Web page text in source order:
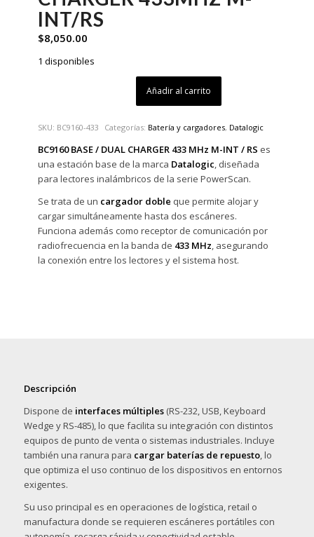
INT/RS
$8,050.00
1 disponibles
Añadir al carrito
SKU: BC9160-433 Categorías: Batería y cargadores, Datalogic
BC9160 BASE / DUAL CHARGER 433 MHz M-INT / RS es
una estación base de la marca Datalogic, diseñada
para lectores inalámbricos de la serie PowerScan.
Se trata de un cargador doble que permite alojar y
cargar simultáneamente hasta dos escáneres.
Funciona además como receptor de comunicación por
radiofrecuencia en la banda de 433 MHz, asegurando
la conexión entre los lectores y el sistema host.
Descripción
Dispone de interfaces múltiples(RS-232, USB, Keyboard
Wedge y RS-485), lo que facilita su integración con distintos
equipos de punto de venta o sistemas industriales. Incluye
también una ranura para cargar baterías de repuesto, lo
que optimiza el uso continuo de los dispositivos en entornos
exigentes.
Su uso principal es en operaciones de logística, retail o
manufactura donde se requieren escáneres portátiles con